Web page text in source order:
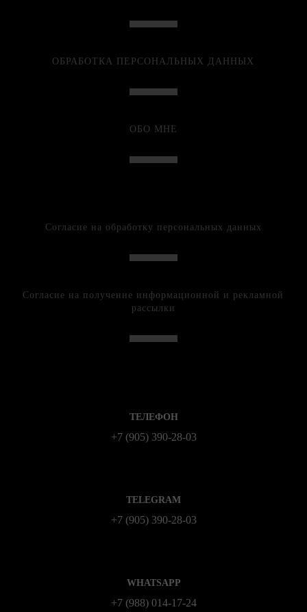
ОБРАБОТКА ПЕРСОНАЛЬНЫХ ДАННЫХ
ОБО МНЕ
Согласие на обработку персональных данных
Согласие на получение информационной и рекламной
рассылки
ТЕЛЕФОН
+7 (905) 390-28-03
TELEGRAM
+7 (905) 390-28-03
WHATSAPP
+7 (988) 014‑17‑24